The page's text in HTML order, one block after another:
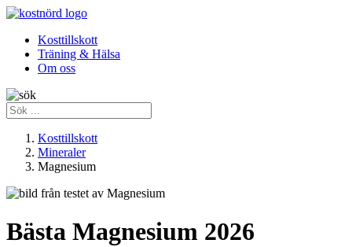
Kosttillskott
Träning & Hälsa
Om oss
Kosttillskott
Mineraler
Magnesium
Bästa Magnesium 2026